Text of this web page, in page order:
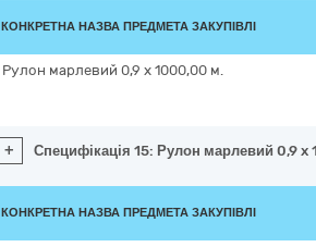
КОНКРЕТНА НАЗВА ПРЕДМЕТА ЗАКУПІВЛІ
Рулон марлевий 0,9 x 1000,00 м.
+ Специфікація 15: Рулон марлевий 0,9
КОНКРЕТНА НАЗВА ПРЕДМЕТА ЗАКУПІВЛІ